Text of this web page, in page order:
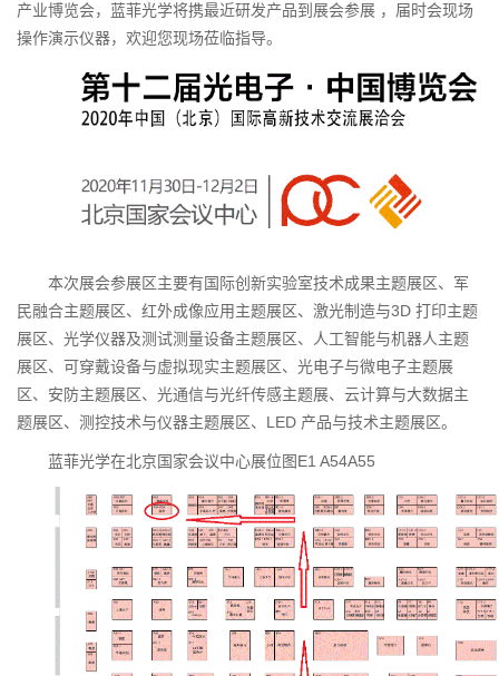
产业博览会，蓝菲光学将携最近研发产品到展会参展 ，届时会现场
操作演示仪器，欢迎您现场莅临指导。
本次展会参展区主要有国际创新实验室技术成果主题展区、军
民融合主题展区、红外成像应用主题展区、激光制造与3D 打印主题
展区、光学仪器及测试测量设备主题展区、人工智能与机器人主题
展区、可穿戴设备与虚拟现实主题展区、光电子与微电子主题展
区、安防主题展区、光通信与光纤传感主题展、云计算与大数据主
题展区、测控技术与仪器主题展区、LED 产品与技术主题展区。
蓝菲光学在北京国家会议中心展位图E1 A54A55